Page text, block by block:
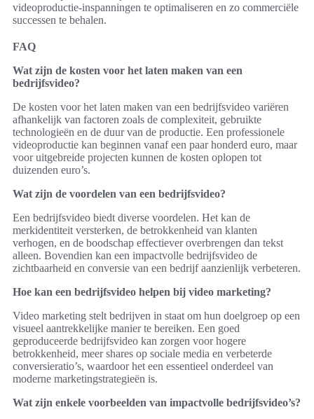
videoproductie-inspanningen te optimaliseren en zo commerciële
successen te behalen.
FAQ
Wat zijn de kosten voor het laten maken van een
bedrijfsvideo?
De kosten voor het laten maken van een bedrijfsvideo variëren
afhankelijk van factoren zoals de complexiteit, gebruikte
technologieën en de duur van de productie. Een professionele
videoproductie kan beginnen vanaf een paar honderd euro, maar
voor uitgebreide projecten kunnen de kosten oplopen tot
duizenden euro’s.
Wat zijn de voordelen van een bedrijfsvideo?
Een bedrijfsvideo biedt diverse voordelen. Het kan de
merkidentiteit versterken, de betrokkenheid van klanten
verhogen, en de boodschap effectiever overbrengen dan tekst
alleen. Bovendien kan een impactvolle bedrijfsvideo de
zichtbaarheid en conversie van een bedrijf aanzienlijk verbeteren.
Hoe kan een bedrijfsvideo helpen bij video marketing?
Video marketing stelt bedrijven in staat om hun doelgroep op een
visueel aantrekkelijke manier te bereiken. Een goed
geproduceerde bedrijfsvideo kan zorgen voor hogere
betrokkenheid, meer shares op sociale media en verbeterde
conversieratio’s, waardoor het een essentieel onderdeel van
moderne marketingstrategieën is.
Wat zijn enkele voorbeelden van impactvolle bedrijfsvideo’s?